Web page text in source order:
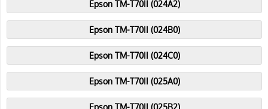
Epson TM-T70II (024A2)
Epson TM-T70II (024B0)
Epson TM-T70II (024C0)
Epson TM-T70II (025A0)